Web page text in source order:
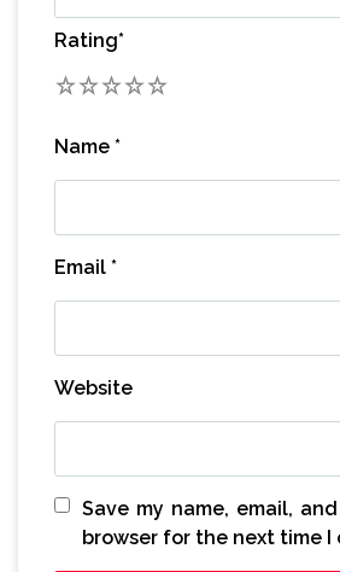
Rating*
5
4
3
2
Name *
Email *
Website
Save my name, email,
browser for the next time I